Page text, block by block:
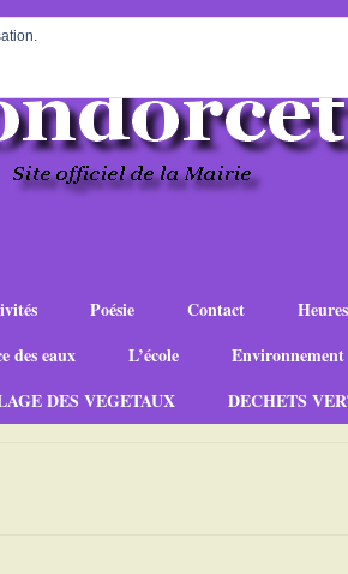
Poésie Contact
des eaux L’école Environnement
DES VEGETAUX DECHETS